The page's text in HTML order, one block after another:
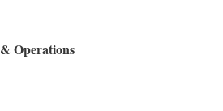
Operations